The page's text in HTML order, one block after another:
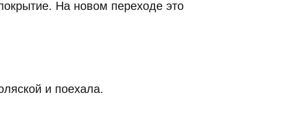
На новом переходе это
и поехала.